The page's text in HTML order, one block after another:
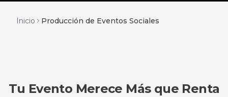
Inicio Producción de Eventos Sociales
Tu Evento Merece Más que Renta